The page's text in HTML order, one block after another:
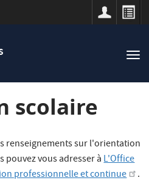
scolaire
renseignements sur l'orientation
pouvez vous adresser àL'Office
professionnelle et continue
.